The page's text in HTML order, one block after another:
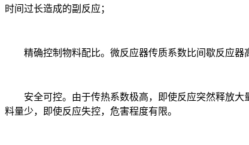
时间过长造成的副反应；
精确控制物料配比。微反应器传质系数比间歇反应器
安全可控。由于传热系数极高，即使反应突然释放大
料量少，即使反应失控，危害程度有限。